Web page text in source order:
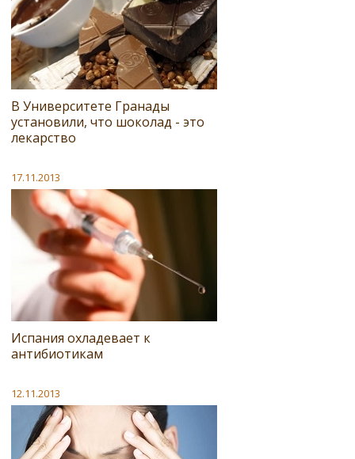
В Университете Гранады
установили, что шоколад - это
лекарство
17.11.2013
Испания охладевает к
антибиотикам
12.11.2013